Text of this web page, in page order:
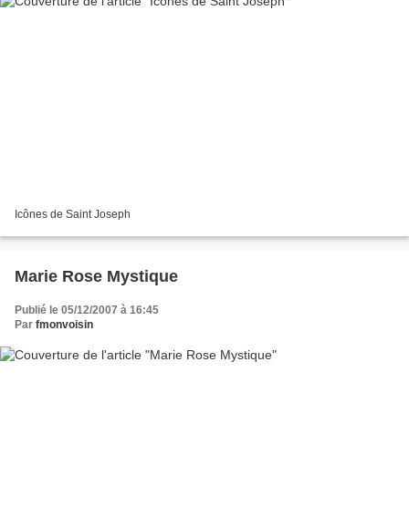
Icônes de Saint Joseph
Marie Rose Mystique
Publié le 05/12/2007 à 16:45
Par fmonvoisin